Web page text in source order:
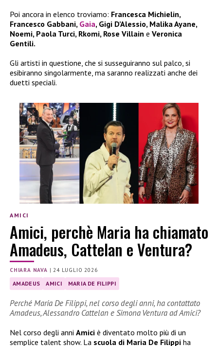
Poi ancora in elenco troviamo: Francesca Michielin,
Francesco Gabbani, Gaia, Gigi D’Alessio, Malika Ayane,
Noemi, Paola Turci, Rkomi, Rose Villain e Veronica
Gentili.
Gli artisti in questione, che si susseguiranno sul palco, si
esibiranno singolarmente, ma saranno realizzati anche dei
duetti speciali.
AMICI
Amici, perchè Maria ha chiamato
Amadeus, Cattelan e Ventura?
CHIARA NAVA |24 LUGLIO 2026
AMADEUS AMICI MARIA DE FILIPPI
Perché Maria De Filippi, nel corso degli anni, ha contattato
Amadeus, Alessandro Cattelan e Simona Ventura ad Amici?
Nel corso degli anni Amici è diventato molto più di un
semplice talent show. La scuola di Maria De Filippi ha